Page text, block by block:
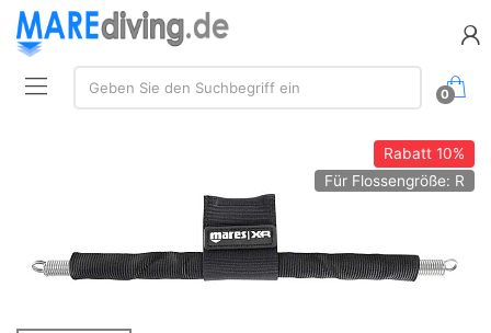
Suche:
Geben Sie den Suchbegriff ein
0
Rabatt10%
Für Flossengröße: R